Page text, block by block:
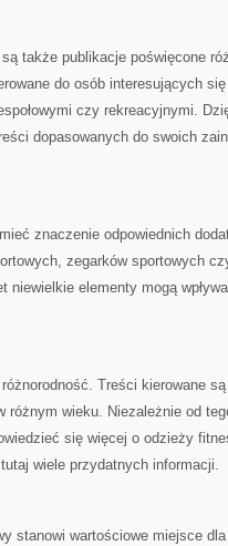
także publikacje poświęcone
do osób interesujących
czy rekreacyjnymi.
dopasowanych do swoich
znaczenie odpowiednich
zegarków sportowych
niewielkie elementy mogą
Treści kierowane
różnym wieku. Niezależnie od
się więcej o odzieży
wiele przydatnych informacji.
stanowi wartościowe miejsce